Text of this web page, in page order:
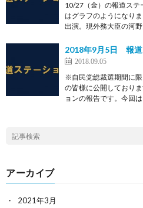
10/27（金）の報道ステ
はグラフのようになり
出演。現外務大臣の河
2018年9月5日 報道
2018.09.05
※自民党総裁選期間に
の皆様に公開しており
ョンの報告です。今回
アーカイブ
2021年3月